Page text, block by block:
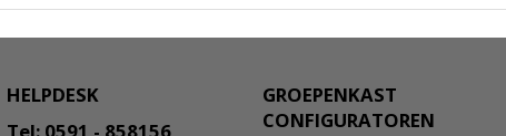
HELPDESK
GROEPENKAST
CONFIGURATOREN